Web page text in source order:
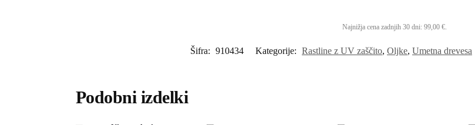
Najnižja cena zadnjih 30 dni: 99,00 €.
Šifra: 910434 Kategorije: Rastline z UV zaščito, Oljke, Umetna drevesa
Podobni izdelki